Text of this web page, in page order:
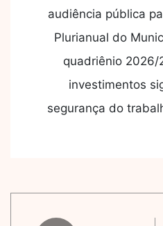
audiência pública
Plurianual do
quadriênio 2026/
investimentos
segurança do